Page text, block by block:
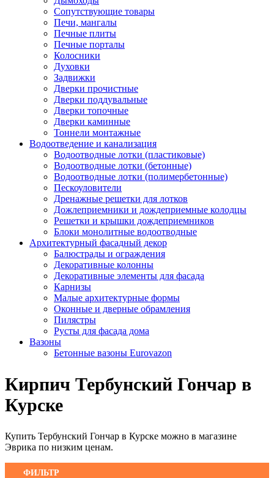
Сопутствующие товары
Печи, мангалы
Печные плиты
Печные порталы
Колосники
Духовки
Задвижки
Дверки прочистные
Дверки поддувальные
Дверки топочные
Дверки каминные
Тоннели монтажные
Водоотведение и канализация
Водоотводные лотки (пластиковые)
Водоотводные лотки (бетонные)
Водоотводные лотки (полимербетонные)
Пескоуловители
Дренажные решетки для лотков
Дожлеприемники и дождеприемные колодцы
Решетки и крышки дождеприемников
Блоки монолитные водоотводные
Архитектурный фасадный декор
Балюстрады и ограждения
Декоративные колонны
Декоративные элементы для фасада
Карнизы
Малые архитектурные формы
Оконные и дверные обрамления
Пилястры
Русты для фасада дома
Вазоны
Бетонные вазоны Eurovazon
Кирпич Тербунский Гончар в
Курске
Купить Тербунский Гончар в Курске можно в магазине
Эврика по низким ценам.
ФИЛЬТР